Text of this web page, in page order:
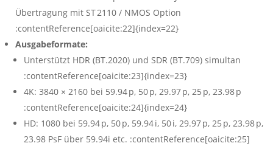
Übertragung mit ST 2110 / NMOS Option
:contentReference[oaicite:22]{index=22}
Ausgabeformate:
Unterstützt HDR (BT.2020) und SDR (BT.709) simultan
:contentReference[oaicite:23]{index=23}
4K: 3840 × 2160 bei 59.94 p, 50 p, 29.97 p, 25 p, 23.98 p
:contentReference[oaicite:24]{index=24}
HD: 1080 bei 59.94 p, 50 p, 59.94 i, 50 i, 29.97 p, 25 p, 23.98 p,
23.98 PsF über 59.94i etc. :contentReference[oaicite:25]